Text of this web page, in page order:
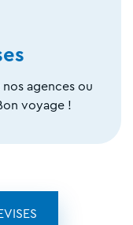
agences ou
voyage !